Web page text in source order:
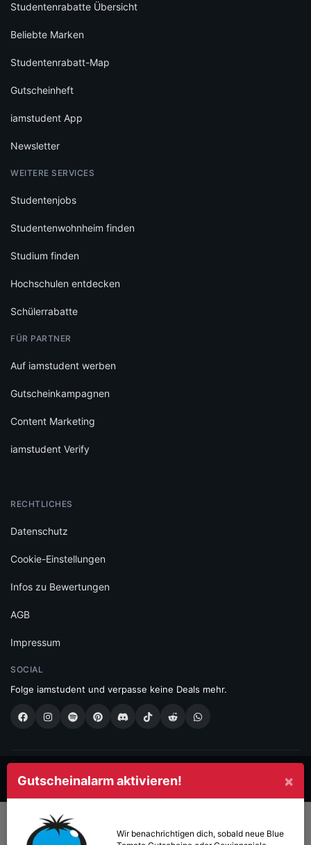
×
Gutscheinalarm aktivieren!
Wir benachrichtigen dich, sobald neue Blue
Studentenrabatte Übersicht
Beliebte Marken
Studentenrabatt-Map
Gutscheinheft
iamstudent App
Newsletter
WEITERE SERVICES
Studentenjobs
Studentenwohnheim finden
Studium finden
Hochschulen entdecken
Schülerrabatte
FÜR PARTNER
Auf iamstudent werben
Gutscheinkampagnen
Content Marketing
iamstudent Verify
RECHTLICHES
Datenschutz
Cookie-Einstellungen
Infos zu Bewertungen
AGB
Impressum
SOCIAL
Folge iamstudent und verpasse keine Deals mehr.
© 2026 High Five GmbH. Einfach mehr vom Studium.